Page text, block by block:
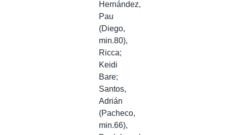
Hernández,
Pau
(Diego,
min.80),
Ricca;
Keidi
Bare;
Santos,
Adrián
(Pacheco,
min.66),